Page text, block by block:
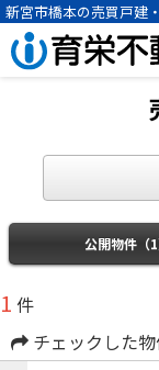
新宮市橋本の売買戸建
公開物件（1
1 件
チェックした